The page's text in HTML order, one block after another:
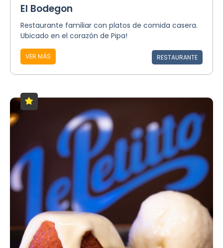
El Bodegon
Restaurante familiar con platos de comida casera.
Ubicado en el corazón de Pipa!
VER MÁS RESTAURANTE